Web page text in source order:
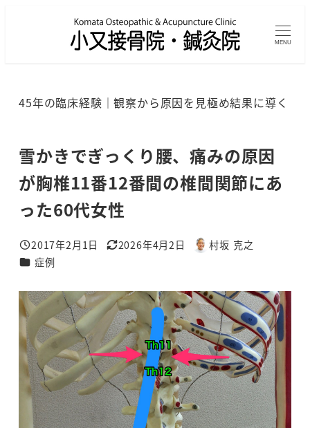
MENU
45年の臨床経験｜観察から原因を見極め結果に導く
雪かきでぎっくり腰、痛みの原因
が胸椎11番12番間の椎間関節にあ
った60代女性
投稿日
2017年2月1日
更新日
2026年4月2日
著
村坂 克之
カテゴリー
症例